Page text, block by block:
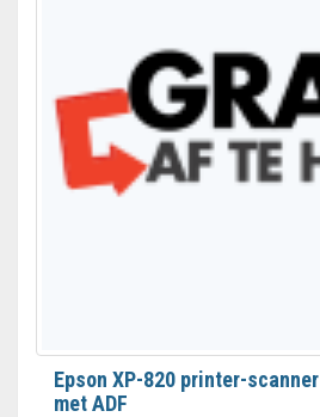
Epson XP-820 printer-scanner
met ADF